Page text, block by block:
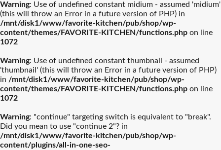
Warning: Use of undefined constant midium - assumed 'midium'
(this will throw an Error in a future version of PHP) in
/mnt/disk1/www/favorite-kitchen/pub/shop/wp-
content/themes/FAVORITE-KITCHEN/functions.php on line
1072
Warning: Use of undefined constant thumbnail - assumed
'thumbnail' (this will throw an Error in a future version of PHP)
in /mnt/disk1/www/favorite-kitchen/pub/shop/wp-
content/themes/FAVORITE-KITCHEN/functions.php on line
1072
Warning: "continue" targeting switch is equivalent to "break".
Did you mean to use "continue 2"? in
/mnt/disk1/www/favorite-kitchen/pub/shop/wp-
content/plugins/all-in-one-seo-